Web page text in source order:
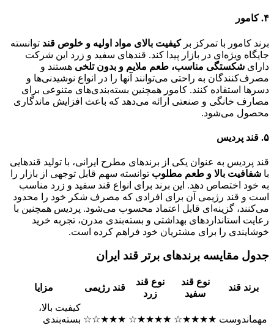
۴. کامور
برند کامور با تمرکز برکیفیت بالای مواد اولیه و خلوص قند توانسته
جایگاه ویژه‌ای در بازار پیدا کند. قندهای سفید و زرد این شرکت
دارای شکستگی مناسب، طعم ملایم و بدون تلخی هستند و
مصرف‌کنندگان به راحتی می‌توانند آنها را در انواع نوشیدنی‌ها و
دسرها استفاده کنند. کامور همچنین بسته‌بندی‌های متنوعی برای
مصارف خانگی و صنعتی ارائه می‌دهد که باعث افزایش ماندگاری
محصول می‌شود.
۵. قند پردیس
قند پردیس به عنوان یکی از برندهای مطرح ایرانی، با تولید قندهایی
با شفافیت بالا و طعم مطلوب توانسته سهم قابل توجهی از بازار را
به خود اختصاص دهد. این برند برای انواع قند سفید و زرد مناسب
است و قند رژیمی آن برای افرادی که مصرف شکر خود را محدود
می‌کنند، گزینه‌ای قابل اعتماد محسوب می‌شود. پردیس همچنین با
رعایت استانداردهای بهداشتی و بسته‌بندی مدرن، تجربه خرید
خوشایندی را برای مشتریان خود فراهم کرده است.
جدول مقایسه برندهای برتر قند ایران
برند قند
نوع قند
سفید
نوع قند
زرد
قند رژیمی مزایا
مهماندوست ★★★★☆
★★★★☆
★★★☆☆
کیفیت بالا،
بسته‌بندی